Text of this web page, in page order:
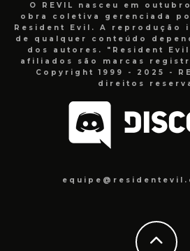
O REVIL nasceu em
obra coletiva gerenciada
Resident Evil. A reprodução
de qualquer conteúdo
dos autores. "Resident
afiliados são marcas
Copyright 1999 - 2025 -
direitos